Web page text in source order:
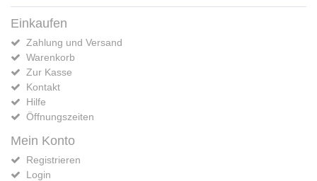
Einkaufen
Zahlung und Versand
Warenkorb
Zur Kasse
Kontakt
Hilfe
Öffnungszeiten
Mein Konto
Registrieren
Login